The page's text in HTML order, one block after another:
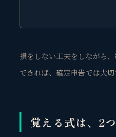
損をしない工夫をしながら
できれば、確定申告では大切
覚える式は、2つ